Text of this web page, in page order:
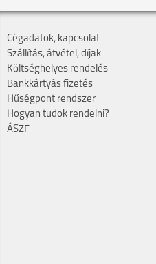
Cégadatok, kapcsolat
Szállítás, átvétel, díjak
Költséghelyes rendelés
Bankkártyás fizetés
Hűségpont rendszer
Hogyan tudok rendelni?
ÁSZF